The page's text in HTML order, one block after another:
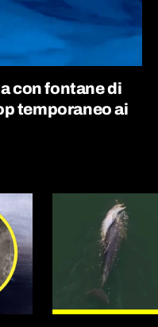
con fontane di
temporaneo ai